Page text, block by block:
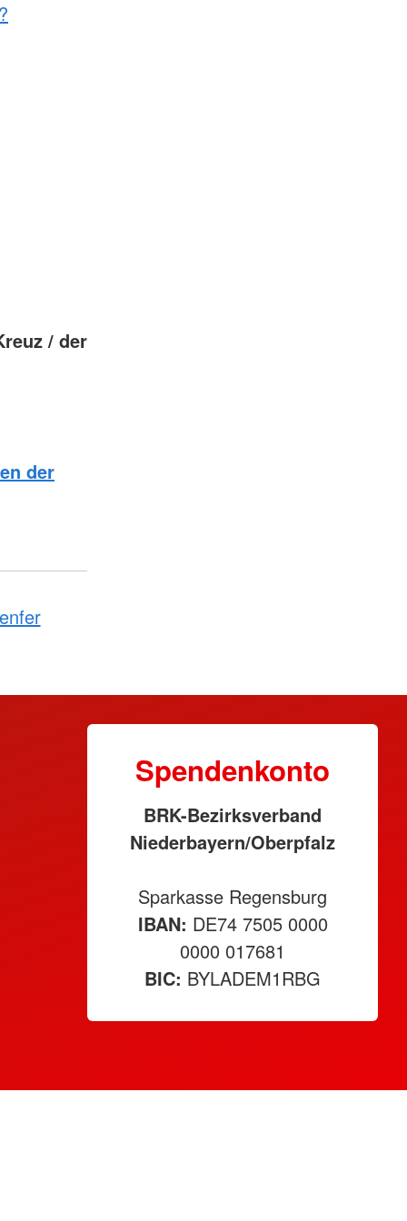
/ der
der
Spendenkonto
BRK-Bezirksverband
Niederbayern/Oberpfalz
Sparkasse Regensburg
IBAN: DE74 7505 0000
0000 017681
BIC: BYLADEM1RBG